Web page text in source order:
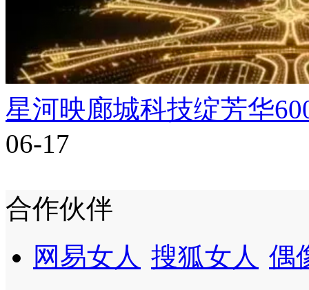
星河映廊城科技绽芳华
06-17
合作伙伴
网易女人 搜狐女人 偶